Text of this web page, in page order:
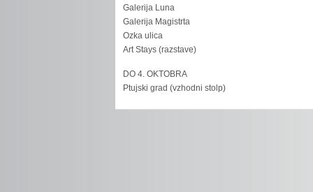
Galerija Luna
Galerija Magistrta
Ozka ulica
Art Stays (razstave)
DO 4. OKTOBRA
Ptujski grad (vzhodni stolp)